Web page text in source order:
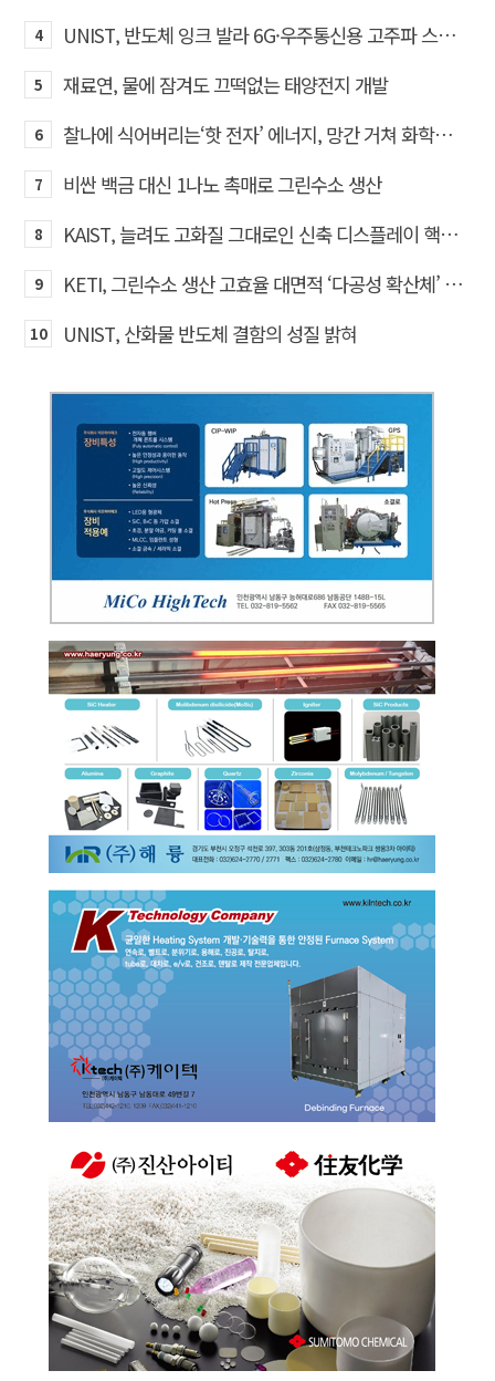
4 UNIST, 반도체 잉크 발라 6G·우주통신용 고주파 스위치 만든다
5 재료연, 물에 잠겨도 끄떡없는 태양전지 개발
6 찰나에 식어버리는‘핫 전자’ 에너지, 망간 거쳐 화학반응에 쓴다
7 비싼 백금 대신 1나노 촉매로 그린수소 생산
8 KAIST, 늘려도 고화질 그대로인 신축 디스플레이 핵심기술 개발​
9 KETI, 그린수소 생산 고효율 대면적 ‘다공성 확산체’ 개발
10 UNIST, 산화물 반도체 결함의 성질 밝혀